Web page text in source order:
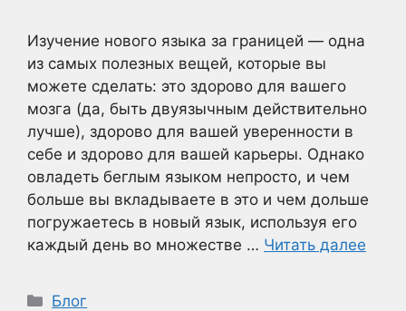
Изучение нового языка за границей — одна
из самых полезных вещей, которые вы
можете сделать: это здорово для вашего
мозга (да, быть двуязычным действительно
лучше), здорово для вашей уверенности в
себе и здорово для вашей карьеры. Однако
овладеть беглым языком непросто, и чем
больше вы вкладываете в это и чем дольше
погружаетесь в новый язык, используя его
каждый день во множестве … Читать далее
Рубрики
Блог